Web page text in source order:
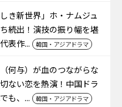
しき新世界」ホ・ナムジュ
続出！演技の振り幅を堪
表作...
韓国・アジアドラマ
何与）が血のつながらな
ない恋を熱演！中国ドラ
も、...
韓国・アジアドラマ